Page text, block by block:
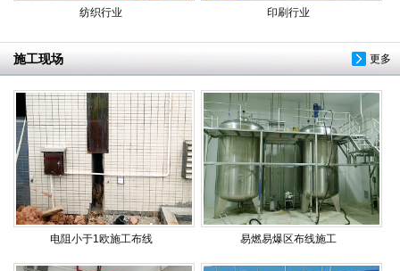
纺织行业 印刷行业
更多
施工现场
电阻小于1欧施工布线 易燃易爆区布线施工